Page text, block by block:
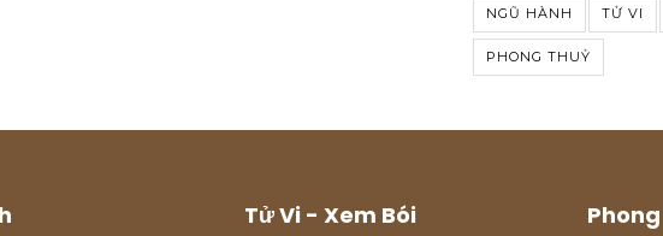
NGŨ HÀNH TỬ VI
PHONG THUỶ
Tử Vi - Xem Bói